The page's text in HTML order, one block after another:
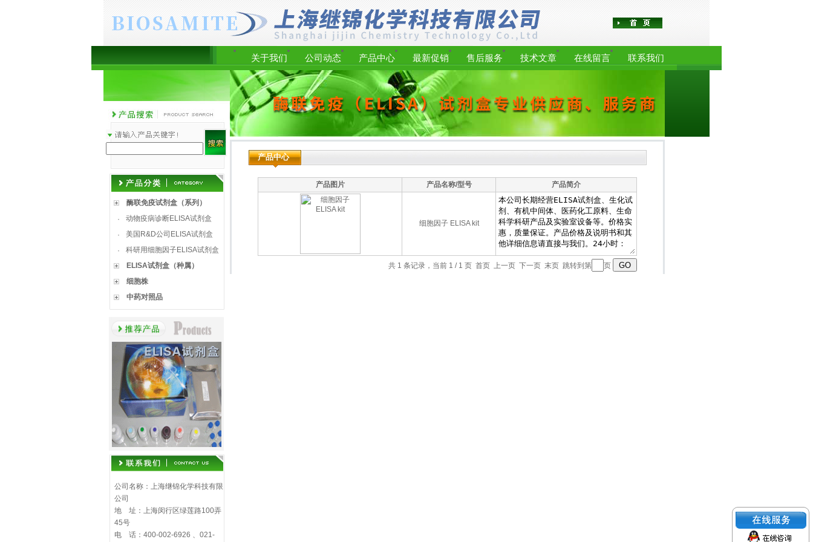
关于我们 公司动态 产品中心 最新促销 售后服务 技术文章 在线留言 联系我们
酶联免疫试剂盒（系列）
·
动物疫病诊断ELISA试剂盒
·
美国R&D公司ELISA试剂盒
·
科研用细胞因子ELISA试剂盒
ELISA试剂盒（种属）
细胞株
中药对照品
公司名称：上海继锦化学科技有限
公司
地 址：上海闵行区绿莲路100弄
45号
电 话：400-002-6926 、021-
产品中心
产品图片 产品名称/型号 产品简介
细胞因子 ELISA kit
共 1 条记录，当前 1 / 1 页 首页 上一页 下一页 末页 跳转到第 页